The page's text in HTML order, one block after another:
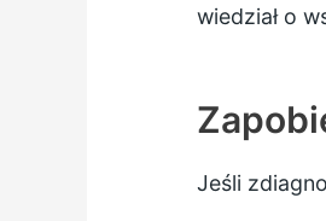
wiedział o
Jeśli